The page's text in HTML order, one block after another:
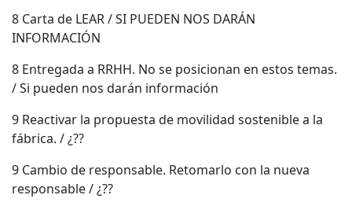
8 Carta de LEAR / SI PUEDEN NOS DARÁN
INFORMACIÓN
8 Entregada a RRHH. No se posicionan en estos temas.
/ Si pueden nos darán información
9 Reactivar la propuesta de movilidad sostenible a la
fábrica. / ¿??
9 Cambio de responsable. Retomarlo con la nueva
responsable / ¿??